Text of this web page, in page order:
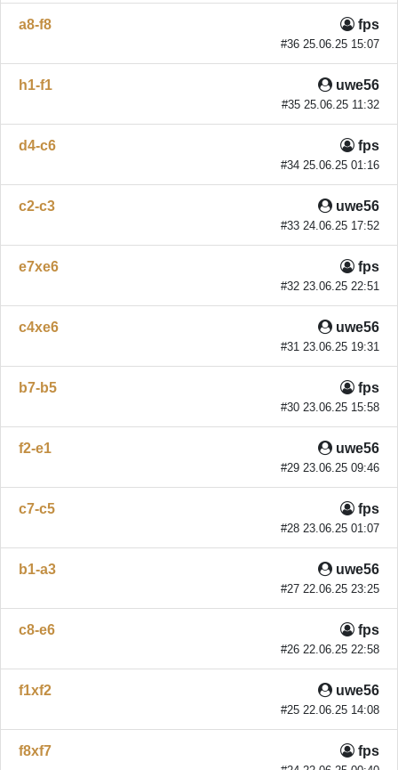
fps
#36 25.06.25 15:07
a8-f8
uwe56
#35 25.06.25 11:32
h1-f1
fps
#34 25.06.25 01:16
d4-c6
uwe56
#33 24.06.25 17:52
c2-c3
fps
#32 23.06.25 22:51
e7xe6
uwe56
#31 23.06.25 19:31
c4xe6
fps
#30 23.06.25 15:58
b7-b5
uwe56
#29 23.06.25 09:46
f2-e1
fps
#28 23.06.25 01:07
c7-c5
uwe56
#27 22.06.25 23:25
b1-a3
fps
#26 22.06.25 22:58
c8-e6
uwe56
#25 22.06.25 14:08
f1xf2
fps
f8xf7